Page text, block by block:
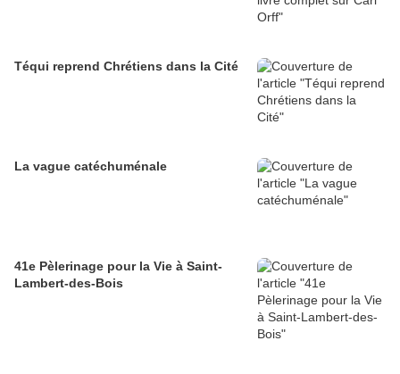
Téqui reprend Chrétiens dans la Cité
La vague catéchuménale
41e Pèlerinage pour la Vie à Saint-
Lambert-des-Bois